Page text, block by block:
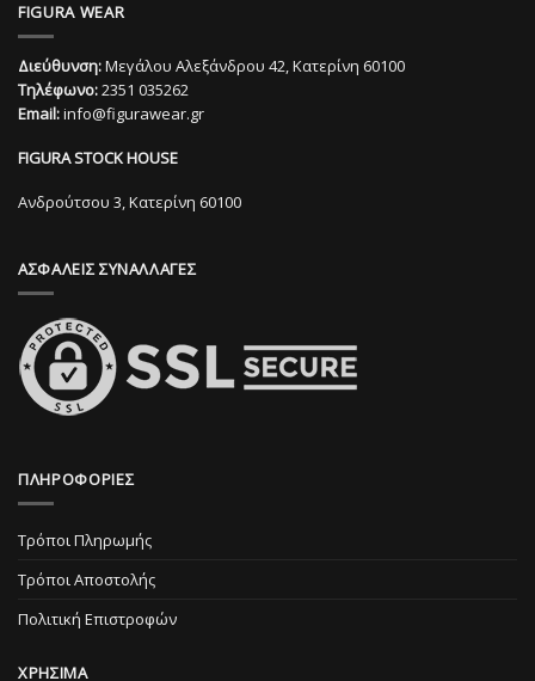
παραλλαγές.
Οι
επιλογές
μπορούν
επιλεγούν
του
Οι
FIGURA WEAR
Διεύθυνση:Μεγάλου Αλεξάνδρου 42, Κατερίνη 60100
Τηλέφωνο:2351 035262
Email:info@figurawear.gr
FIGURA STOCK HOUSE
Ανδρούτσου 3, Κατερίνη 60100
ΑΣΦΑΛΕΙΣ ΣΥΝΑΛΛΑΓΕΣ
ΠΛΗΡΟΦΟΡΙΕΣ
Τρόποι Πληρωμής
Τρόποι Αποστολής
Πολιτική Επιστροφών
ΧΡΗΣΙΜΑ